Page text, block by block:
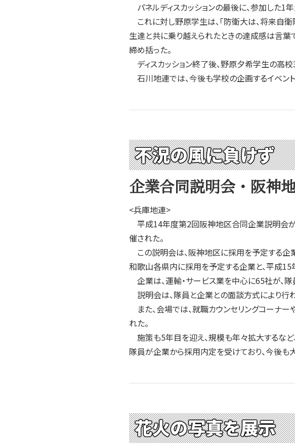
パネルディスカッションの最後に、参加した1
これに対し野原学生は、「防衛大は、将来自
生達と共に乗り越えられたときの達成感は言葉
締め括った。
ディスカッション終了後、野原夕希学生の高
石川地連では、今後も学校の企画するイベン
不況の風に負けず
企業合同説明会・阪神
<兵庫地連>
平成14年度第2回阪神地区合同企業説明会が
催された。
この説明会は、阪神地区に採用を予定する企
和歌山各県内に採用を予定する企業と、平成15
企業は、運輸・サービス業を中心に65社が、
説明会は、隊員と企業との面談方式により行
また、会場では、就職カウンセリングコーナ
れた。
施策も5年目を迎え、規模も年々拡大するな
隊員が企業から採用内定を受けており、今後も
花火の写真を展示